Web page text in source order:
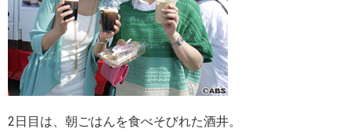
2日目は、朝ごはんを食べそびれた酒井。